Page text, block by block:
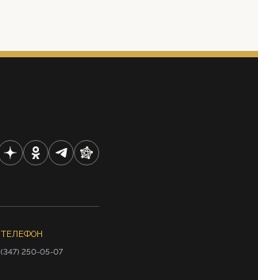
ТЕЛЕФОН
(347) 250-05-07